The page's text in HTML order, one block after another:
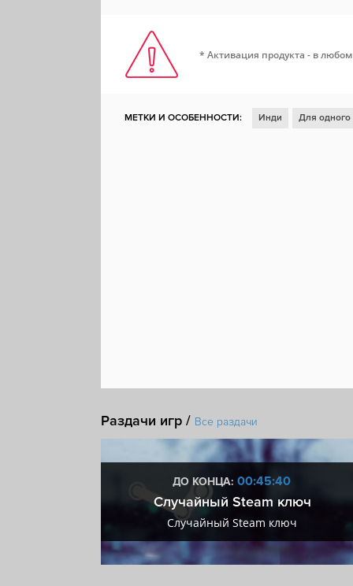
* Активация продукта - в
МЕТКИ И ОСОБЕННОСТИ: Инди Для одного
Раздачи игр / Все раздачи
ДО КОНЦА: 00:45:39
Случайный Steam ключ
Случайный Steam ключ